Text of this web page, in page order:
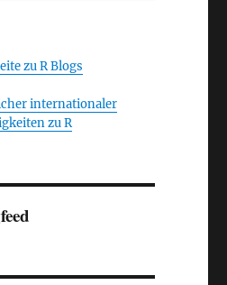
zu R Blogs
internationaler
zu R